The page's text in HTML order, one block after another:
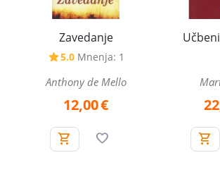
Zavedanje
5.0 Mnenja: 1
Anthony de Mello
12,00€